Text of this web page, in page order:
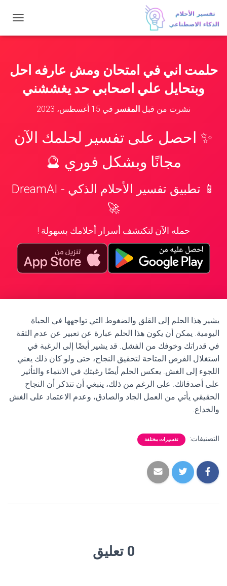
ب
ل
ا
حلمت اني في امتحان ومش عارفه احل
وبتحايل علي اصحابي حد يغششني
نشرت من قبل المفسر في 15 أغسطس، 2023
✨ احصل على تفسير لحلمك الآن
مجانًا وبشكل فوري 🔮
📱 تطبيق تفسير الأحلام الذكي - DreamAI
🚀
حمله الآن لتكتشف أسرار أحلامك بسهولة !
يشير هذا الحلم إلى القلق والضغوط التي تواجهها في الحياة
اليومية. يمكن أن يكون هذا الحلم عبارة عن تعبير عن عدم الثقة
في قدراتك وخوفك من الفشل. قد يشير أيضًا إلى الرغبة في
استغلال الفرص المتاحة لتحقيق النجاح، حتى ولو كان ذلك يعني
اللجوء إلى الغش. يعكس الحلم أيضًا رغبتك في الانتماء والتأثير
على أصدقائك. على الرغم من ذلك، ينبغي أن تتذكر أن النجاح
الحقيقي يأتي من العمل الجاد والصادق، وعدم الاعتماد على الغش
والخداع.
التصنيفات: تفسيرات مختلفة
0 تعليق